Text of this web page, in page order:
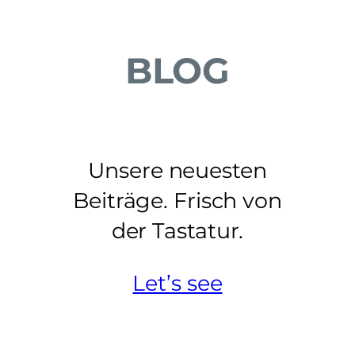
Unsere neuesten
Beiträge. Frisch von
der Tastatur.
Let’s see
BLOG